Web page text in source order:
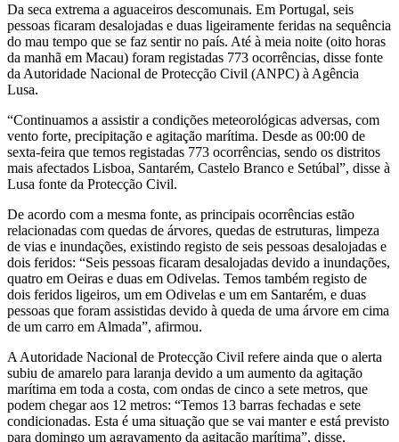
Da seca extrema a aguaceiros descomunais. Em Portugal, seis
pessoas ficaram desalojadas e duas ligeiramente feridas na sequência
do mau tempo que se faz sentir no país. Até à meia noite (oito horas
da manhã em Macau) foram registadas 773 ocorrências, disse fonte
da Autoridade Nacional de Protecção Civil (ANPC) à Agência
Lusa.
“Continuamos a assistir a condições meteorológicas adversas, com
vento forte, precipitação e agitação marítima. Desde as 00:00 de
sexta-feira que temos registadas 773 ocorrências, sendo os distritos
mais afectados Lisboa, Santarém, Castelo Branco e Setúbal”, disse à
Lusa fonte da Protecção Civil.
De acordo com a mesma fonte, as principais ocorrências estão
relacionadas com quedas de árvores, quedas de estruturas, limpeza
de vias e inundações, existindo registo de seis pessoas desalojadas e
dois feridos: “Seis pessoas ficaram desalojadas devido a inundações,
quatro em Oeiras e duas em Odivelas. Temos também registo de
dois feridos ligeiros, um em Odivelas e um em Santarém, e duas
pessoas que foram assistidas devido à queda de uma árvore em cima
de um carro em Almada”, afirmou.
A Autoridade Nacional de Protecção Civil refere ainda que o alerta
subiu de amarelo para laranja devido a um aumento da agitação
marítima em toda a costa, com ondas de cinco a sete metros, que
podem chegar aos 12 metros: “Temos 13 barras fechadas e sete
condicionadas. Esta é uma situação que se vai manter e está previsto
para domingo um agravamento da agitação marítima”, disse.